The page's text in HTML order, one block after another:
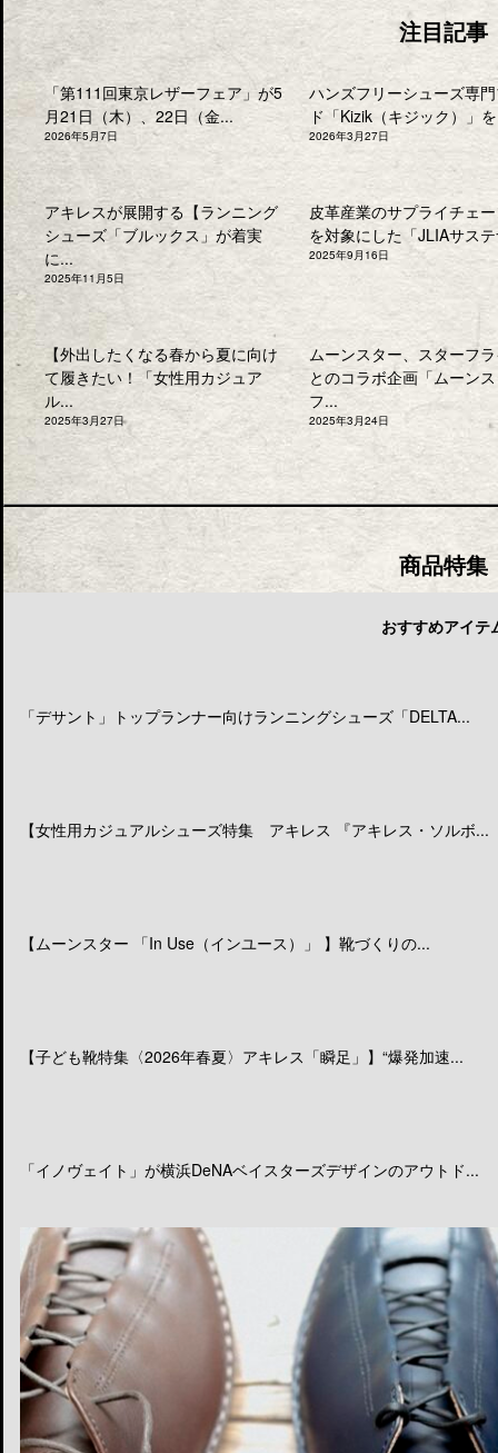
注目記事
「第111回東京レザーフェア」が5
月21日（木）、22日（金...
2026年5月7日
ハンズフリーシューズ専
ド「Kizik（キジック）」
2026年3月27日
アキレスが展開する【ランニング
シューズ「ブルックス」が着実
に...
2025年11月5日
皮革産業のサプライチェ
を対象にした「JLIAサス
2025年9月16日
【外出したくなる春から夏に向け
て履きたい！「女性用カジュア
ル...
2025年3月27日
ムーンスター、スターフ
とのコラボ企画「ムーン
フ...
2025年3月24日
商品特集
おすすめアイテ
「デサント」トップランナー向けランニングシューズ「DELTA...
【女性用カジュアルシューズ特集 アキレス 『アキレス・ソルボ...
【ムーンスター 「In Use（インユース）」 】靴づくりの...
【子ども靴特集〈2026年春夏〉アキレス「瞬足」】“爆発加速...
「イノヴェイト」が横浜DeNAベイスターズデザインのアウトド...